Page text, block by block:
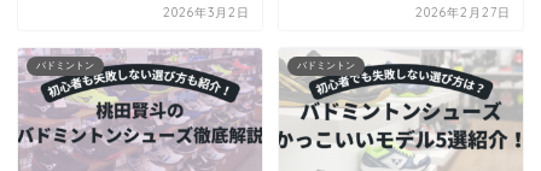
2026年3月2日 2026年2月27日
バドミントン バドミントン